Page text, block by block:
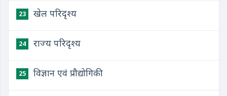
23 खेल परिदृश्य
24 राज्य परिदृश्य
25 विज्ञान एवं प्रौद्योगिकी